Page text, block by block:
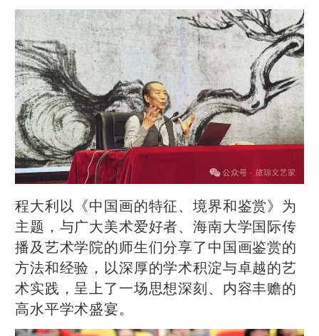
程大利以《中国画的特征、境界和鉴赏》为
主题，与广大美术爱好者、海南大学国际传
播及艺术学院的师生们分享了中国画鉴赏的
方法和经验，以深厚的学术积淀与卓越的艺
术实践，呈上了一场思想深刻、内容丰赡的
高水平学术盛宴。